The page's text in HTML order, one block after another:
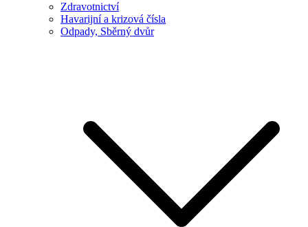
Zdravotnictví
Havarijní a krizová čísla
Odpady, Sběrný dvůr